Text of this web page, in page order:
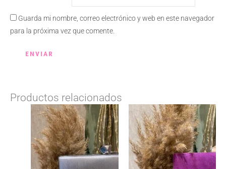
Guarda mi nombre, correo electrónico y web en este navegador
para la próxima vez que comente.
Productos relacionados